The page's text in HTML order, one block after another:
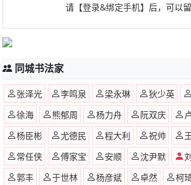
请 【登录&绑定手机】 后，可以留
同城书法家
张泽光 李鸣泉 梁永琳 狄少英
徐海
熊郁周 杨力舟 阮双庆
杨臣彬
尤德民 程大利 祝帅
常任侠
傅家宝 安顺 沈尹默
郭丰
于世林 杨彦斌 卓然 柯